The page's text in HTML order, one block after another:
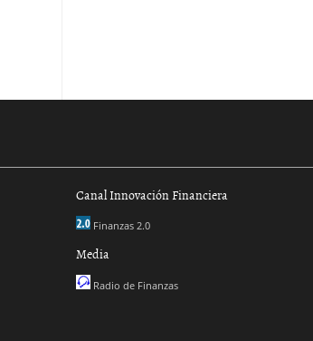
Canal Innovación Financiera
Finanzas 2.0
Media
Radio de Finanzas